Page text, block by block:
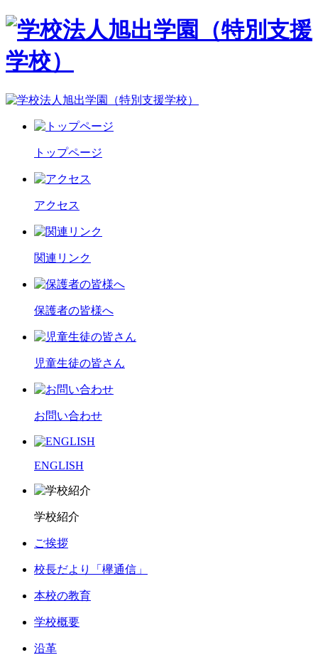
トップページ
アクセス
関連リンク
保護者の皆様へ
児童生徒の皆さん
お問い合わせ
ENGLISH
学校紹介
ご挨拶
校長だより「欅通信」
本校の教育
学校概要
沿革